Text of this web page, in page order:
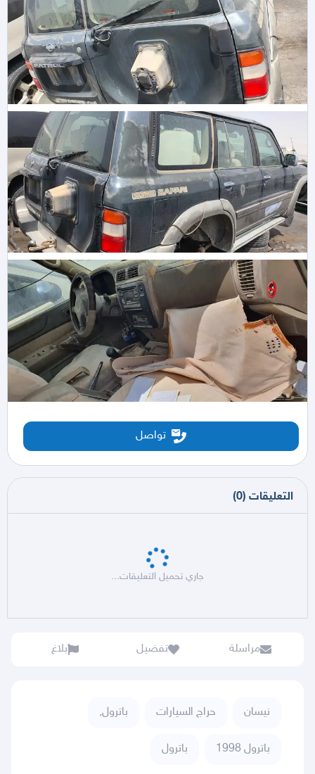
تواصل
التعليقات (
0
)
جاري تحميل التعليقات...
مراسلة تفضيل بلاغ
نيسان حراج السيارات باترول,
باترول 1998 باترول